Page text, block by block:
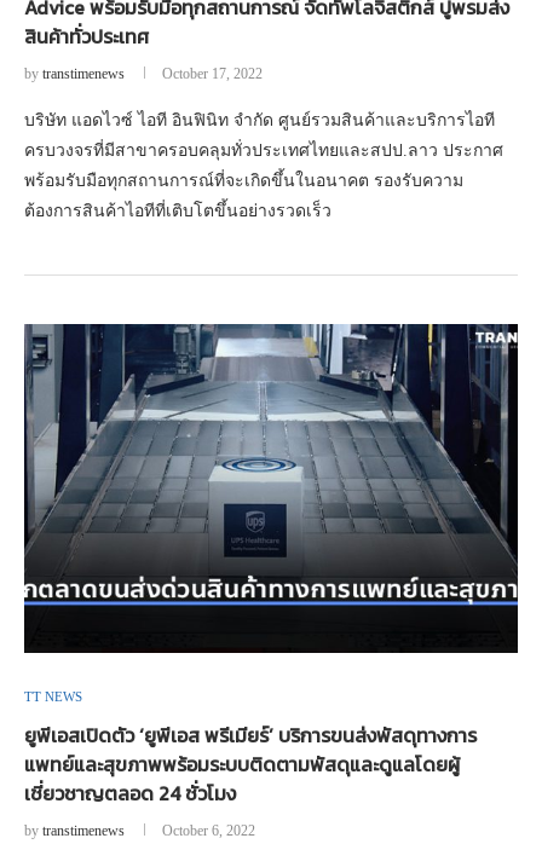
Advice พร้อมรับมือทุกสถานการณ์ จัดทัพโลจิสติกส์ ปูพรมส่ง
สินค้าทั่วประเทศ
by transtimenews October 17, 2022
บริษัท แอดไวซ์ ไอที อินฟินิท จำกัด ศูนย์รวมสินค้าและบริการไอที
ครบวงจรที่มีสาขาครอบคลุมทั่วประเทศไทยและสปป.ลาว ประกาศ
พร้อมรับมือทุกสถานการณ์ที่จะเกิดขึ้นในอนาคต รองรับความ
ต้องการสินค้าไอทีที่เติบโตขึ้นอย่างรวดเร็ว
TT NEWS
ยูพีเอสเปิดตัว ‘ยูพีเอส พรีเมียร์’ บริการขนส่งพัสดุทางการ
แพทย์และสุขภาพพร้อมระบบติดตามพัสดุและดูแลโดยผู้
เชี่ยวชาญตลอด 24 ชั่วโมง
by transtimenews October 6, 2022